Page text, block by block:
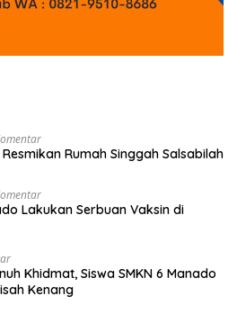
Rumah Singgah Salsabilah
Lakukan Serbuan Vaksin di
Khidmat, Siswa SMKN 6 Manado
Kenang